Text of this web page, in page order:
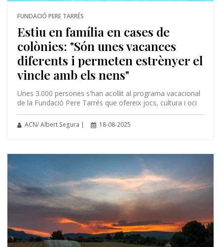
FUNDACIÓ PERE TARRÉS
Estiu en família en cases de
colònies: "Són unes vacances
diferents i permeten estrènyer el
vincle amb els nens"
Unes 3.000 persones s'han acollit al programa vacacional
de la Fundació Pere Tarrés que ofereix jocs, cultura i oci
ACN/ Albert Segura | 18-08-2025